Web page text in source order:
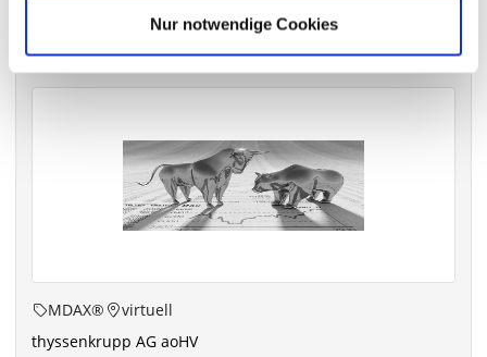
Nur notwendige Cookies
Die nächsten Termine
MDAX®
virtuell
thyssenkrupp AG aoHV